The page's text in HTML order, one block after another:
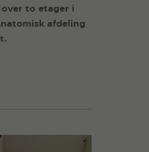
to etager i
afdeling